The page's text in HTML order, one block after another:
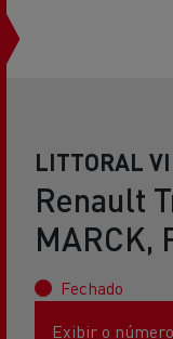
LITTORAL
Renault
MARCK,
Fechado
Exibir o número